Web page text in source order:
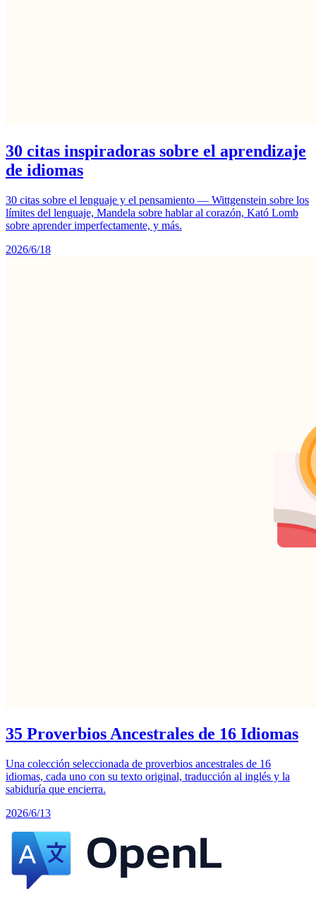
30 citas inspiradoras sobre el aprendizaje
de idiomas
30 citas sobre el lenguaje y el pensamiento — Wittgenstein sobre los
límites del lenguaje, Mandela sobre hablar al corazón, Kató Lomb
sobre aprender imperfectamente, y más.
2026/6/18
35 Proverbios Ancestrales de 16 Idiomas
Una colección seleccionada de proverbios ancestrales de 16
idiomas, cada uno con su texto original, traducción al inglés y la
sabiduría que encierra.
2026/6/13